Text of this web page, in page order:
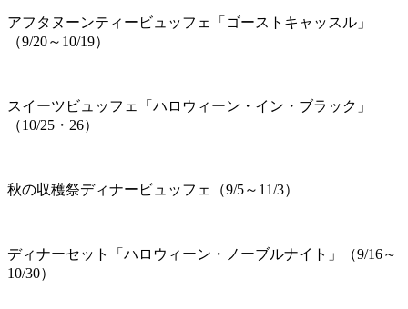
アフタヌーンティービュッフェ「ゴーストキャッスル」
（9/20～10/19）
スイーツビュッフェ「ハロウィーン・イン・ブラック」
（10/25・26）
秋の収穫祭ディナービュッフェ（9/5～11/3）
ディナーセット「ハロウィーン・ノーブルナイト」（9/16～
10/30）